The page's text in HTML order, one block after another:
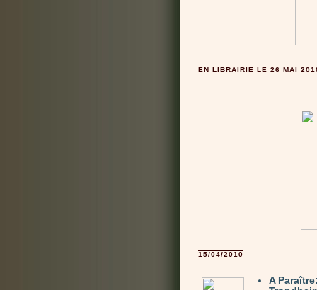
EN LIBRAIRIE LE 26 MAI
15/04/2010
A